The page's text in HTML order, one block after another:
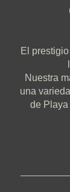
El
Nuestra
una
de